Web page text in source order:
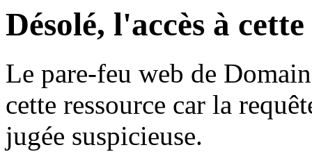
Désolé, l'accès à
Le pare-feu web de
cette ressource car la
jugée suspicieuse.